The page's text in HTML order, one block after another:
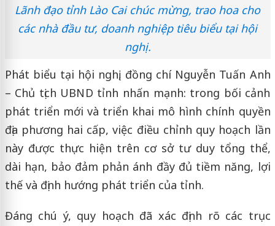
Lãnh đạo tỉnh Lào Cai chúc mừng, trao hoa cho
các nhà đầu tư, doanh nghiệp tiêu biểu tại hội
nghị.
Phát biểu tại hội nghị, đồng chí Nguyễn Tuấn Anh
– Chủ tịch UBND tỉnh nhấn mạnh: trong bối cảnh
phát triển mới và triển khai mô hình chính quyền
địa phương hai cấp, việc điều chỉnh quy hoạch lần
này được thực hiện trên cơ sở tư duy tổng thể,
dài hạn, bảo đảm phản ánh đầy đủ tiềm năng, lợi
thế và định hướng phát triển của tỉnh.
Đáng chú ý, quy hoạch đã xác định rõ các trục